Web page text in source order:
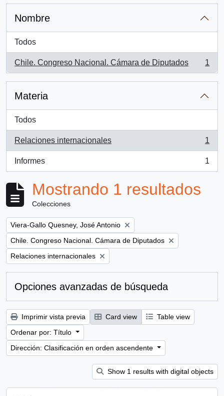
Nombre
Todos
Chile. Congreso Nacional. Cámara de Diputados
, 1 resultados
1
Materia
Todos
Relaciones internacionales
, 1 resultados
1
Informes
, 1 resultados
1
Mostrando 1 resultados
Colecciones
Remove filter:
Viera-Gallo Quesney, José Antonio
Remove filter:
Chile. Congreso Nacional. Cámara de Diputados
Remove filter:
Relaciones internacionales
Opciones avanzadas de búsqueda
Imprimir vista previa Card view
Table view
Ordenar por: Título
Dirección: Clasificación en orden ascendente
Show 1 results with digital objects